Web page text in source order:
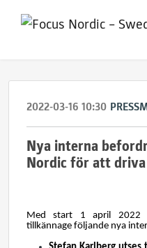
2022-03-16 10:30
Nya interna
Nordic för att
Med start 1 april 2022
tillkännage följande nya